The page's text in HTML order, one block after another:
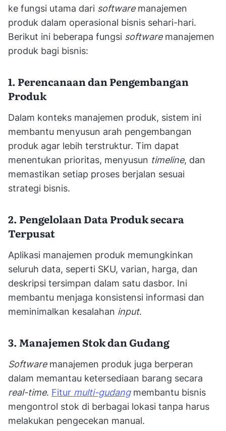
ke fungsi utama dari software manajemen
produk dalam operasional bisnis sehari-hari.
Berikut ini beberapa fungsi software manajemen
produk bagi bisnis:
1. Perencanaan dan Pengembangan
Produk
Dalam konteks manajemen produk, sistem ini
membantu menyusun arah pengembangan
produk agar lebih terstruktur. Tim dapat
menentukan prioritas, menyusun timeline, dan
memastikan setiap proses berjalan sesuai
strategi bisnis.
2. Pengelolaan Data Produk secara
Terpusat
Aplikasi manajemen produk memungkinkan
seluruh data, seperti SKU, varian, harga, dan
deskripsi tersimpan dalam satu dasbor. Ini
membantu menjaga konsistensi informasi dan
meminimalkan kesalahan input.
3. Manajemen Stok dan Gudang
Software manajemen produk juga berperan
dalam memantau ketersediaan barang secara
real-time. Fitur multi-gudangmembantu bisnis
mengontrol stok di berbagai lokasi tanpa harus
melakukan pengecekan manual.